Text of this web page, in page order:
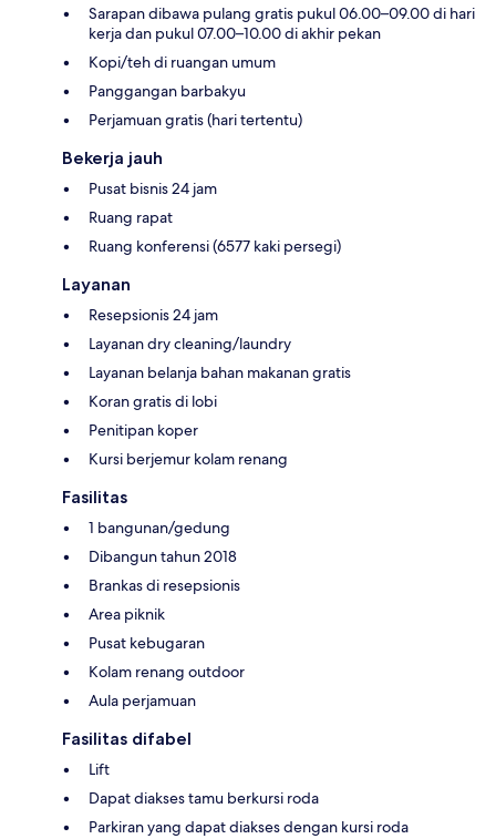
Sarapan dibawa pulang gratis pukul 06.00–09.00 di hari
kerja dan pukul 07.00–10.00 di akhir pekan
Kopi/teh di ruangan umum
Panggangan barbakyu
Perjamuan gratis (hari tertentu)
Bekerja jauh
Pusat bisnis 24 jam
Ruang rapat
Ruang konferensi (6577 kaki persegi)
Layanan
Resepsionis 24 jam
Layanan dry cleaning/laundry
Layanan belanja bahan makanan gratis
Koran gratis di lobi
Penitipan koper
Kursi berjemur kolam renang
Fasilitas
1 bangunan/gedung
Dibangun tahun 2018
Brankas di resepsionis
Area piknik
Pusat kebugaran
Kolam renang outdoor
Aula perjamuan
Fasilitas difabel
Lift
Dapat diakses tamu berkursi roda
Parkiran yang dapat diakses dengan kursi roda